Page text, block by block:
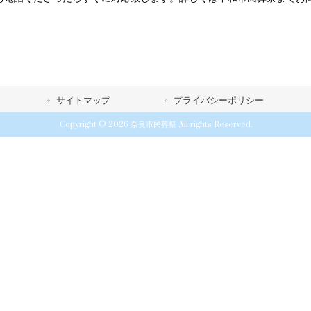
サイトマップ プライバシーポリシー
Copyright © 2026 奈良市民葬祭 All rights Reserved.